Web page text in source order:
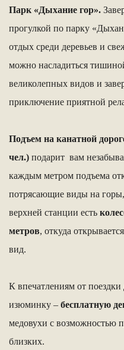
Парк «Дыхание гор».
прогулкой по парку
отдых среди деревьев и
можно насладиться
великолепных видов и
приключение приятной
Подъем на канатной
чел.) подарит вам
каждым метром подъема
потрясающие виды на
верхней станции есть
метров, откуда
вид.
К впечатлениям от
изюминку – бесплатную
медовухи с возможностью
близких.